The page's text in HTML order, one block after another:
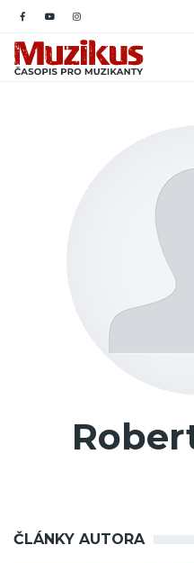
ČLÁNKY AUTORA